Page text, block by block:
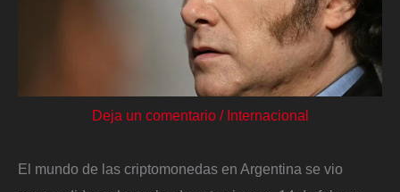
Deja un comentario / Internacional
El mundo de las criptomonedas en Argentina se vio